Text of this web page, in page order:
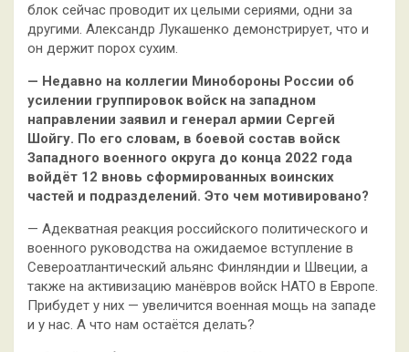
блок сейчас проводит их целыми сериями, одни за
другими. Александр Лукашенко демонстрирует, что и
он держит порох сухим.
— Недавно на коллегии Минобороны России об
усилении группировок войск на западном
направлении заявил и генерал армии Сергей
Шойгу. По его словам, в боевой состав войск
Западного военного округа до конца 2022 года
войдёт 12 вновь сформированных воинских
частей и подразделений. Это чем мотивировано?
— Адекватная реакция российского политического и
военного руководства на ожидаемое вступление в
Североатлантический альянс Финляндии и Швеции, а
также на активизацию манёвров войск НАТО в Европе.
Прибудет у них — увеличится военная мощь на западе
и у нас. А что нам остаётся делать?